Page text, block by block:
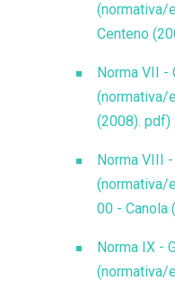
(normativa/
Centeno
Norma VII -
(normativa/
(2008). pdf)
Norma VIII
(normativa/
00 - Canola
Norma IX -
(normativa/